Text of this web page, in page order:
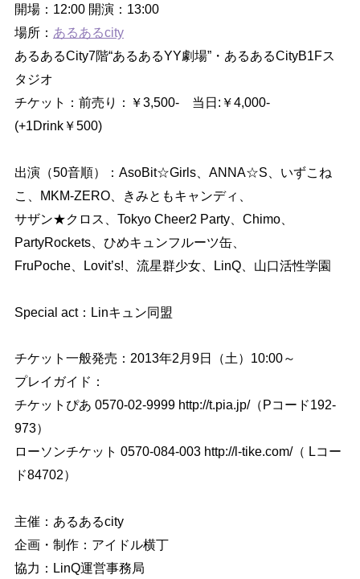
開場：12:00 開演：13:00
場所： あるあるcity
あるあるCity7階“あるあるYY劇場”・あるあるCityB1Fス
タジオ
チケット：前売り：￥3,500- 当日:￥4,000-
(+1Drink￥500)
出演（50音順）：AsoBit☆Girls、ANNA☆S、いずこね
こ、MKM-ZERO、きみともキャンディ、
サザン★クロス、Tokyo Cheer2 Party、Chimo、
PartyRockets、ひめキュンフルーツ缶、
FruPoche、Lovit’s!、流星群少女、LinQ、山口活性学園
Special act：Linキュン同盟
チケット一般発売：2013年2月9日（土）10:00～
プレイガイド：
チケットぴあ 0570-02-9999 http://t.pia.jp/（Pコード192-
973）
ローソンチケット 0570-084-003 http://l-tike.com/（ Lコー
ド84702）
主催：あるあるcity
企画・制作：アイドル横丁
協力：LinQ運営事務局